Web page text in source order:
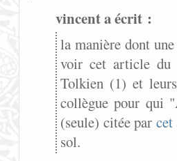
vincent a écrit :
la manière dont
voir cet article
Tolkien (1) et
collègue pour qui
(seule) citée par
sol.